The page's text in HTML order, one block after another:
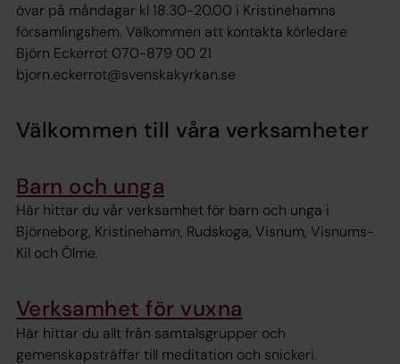
övar på måndagar kl 18.30-20.00 i Kristinehamns
församlingshem. Välkommen att kontakta körledare
Björn Eckerrot 070-879 00 21
bjorn.eckerrot@svenskakyrkan.se
Välkommen till våra verksamheter
Barn och unga
Här hittar du vår verksamhet för barn och unga i
Björneborg, Kristinehamn, Rudskoga, Visnum, Visnums-
Kil och Ölme.
Verksamhet för vuxna
Här hittar du allt från samtalsgrupper och
gemenskapsträffar till meditation och snickeri.